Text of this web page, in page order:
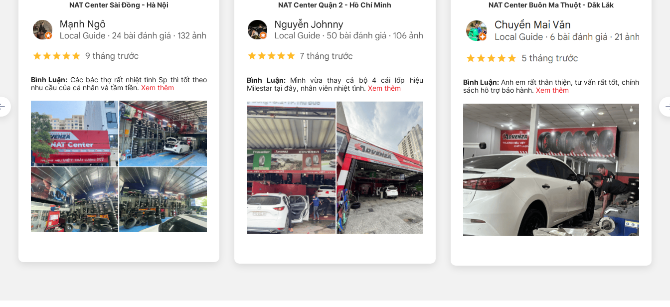
Với tải trọng tối đa 560kg/lốp (Load Index 84) và chỉ số tốc độ H (210 km/h), cùng chỉ số Treadwear 400 – Traction A – Temperature A, bộ lốp này hoàn toàn đáp ứng nhu cầu di chuyển
hàng ngày của các dòng xe phổ thông tại Việt Nam như Toyota Vios, Honda City, Mazda 2, Hyundai Accent và Kia Rio. Ngoài ra, lốp còn sử dụng cao su tổng hợp với tính năng chịu
nhiệt và chống ăn mòn nhẹ, giúp tăng tuổi thọ trong điều kiện khí hậu nóng ẩm.
NAT Center Sài Đồng - Hà Nội
Bình Luận: Các bác thợ rất nhiệt tình Sp thì tốt theo
nhu cầu của cá nhân và tầm tiền. Xem thêm
NAT Center Quận 2 - Hồ Chí Minh
Bình Luận:Mình vừa thay cả bộ 4 cái lốp hiệu
Milestar tại đây, nhân viên nhiệt tình.Xem thêm
NAT Center Buôn Ma Thuột - Dắk Lắk
Bình Luận:Anh em rất thân thiện, tư vấn rất tốt, chính
sách hỗ trợ bảo hành. Xem thêm